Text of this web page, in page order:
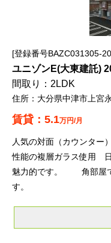
登録番号BAZC031305-
ユニゾンE(大東建託)
2LDK
大分県中津市上宮
5.1万円/月
人気の対面（カウンタ
性能の複層ガラス使用
魅力的です。 角部屋で
す。